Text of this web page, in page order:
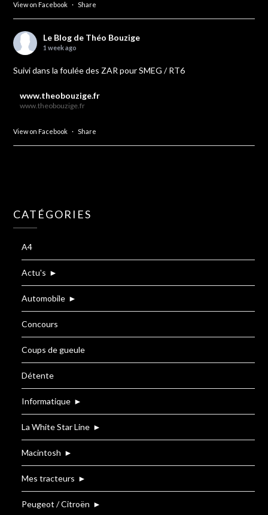
View on Facebook · Share
Le Blog de Théo Bouzige
1 week ago
Suivi dans la foulée des ZAR pour SMEG / RT6
www.theobouzige.fr
www.theobouzige.fr
View on Facebook · Share
CATÉGORIES
A4
Actu's ►
Automobile ►
Concours
Coups de gueule
Détente
Informatique ►
La White Star Line ►
Macintosh ►
Mes tracteurs ►
Peugeot / Citroën ►